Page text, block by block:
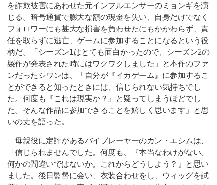
を詐欺被害にあわせた元インフルエンサーのミョンギを演
じる。暗号通貨で膨大な額の現金を失い、自身だけでなく
フォロワーにも甚大な損害を負わせたにもかかわらず、責
任を取らずに逃亡、ゲームに参加することになるという役
柄だ。「シーズン1はとても面白かったので、シーズン2の
製作が発表された時にはワクワクしました」と本作のファ
ンだったシワンは、「自分が『イカゲーム』に参加するこ
とができると知ったときには、信じられない気持ちでし
た。何度も『これは現実か？』と疑ってしまうほどでし
た。そんな作品に参加できることを嬉しく思います」と思
いの丈を語った。
母親役に定評があるバイブレーヤーのカン・エシムは、
「信じられませんでした。何度も、『本当なわけがない。
何かの間違いではないか。これからどうしよう？』と思い
ました。後日監督に会い、衣装合わせをし、ウィッグを試